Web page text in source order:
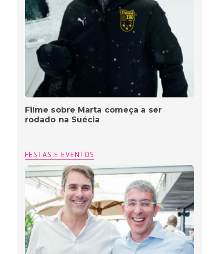
Filme sobre Marta começa a ser
rodado na Suécia
FESTAS E EVENTOS